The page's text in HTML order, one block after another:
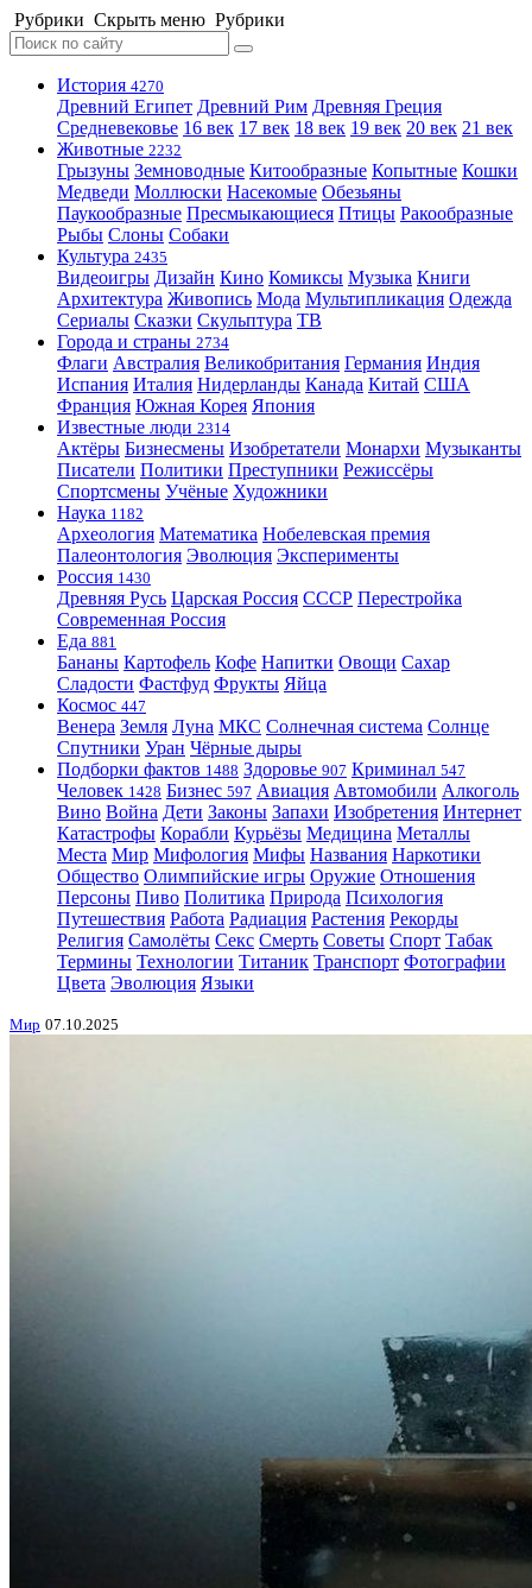
Рубрики Скрыть меню Рубрики
История 4270
Древний Египет Древний Рим Древняя Греция
Средневековье 16 век 17 век 18 век 19 век 20 век 21 век
Животные 2232
Грызуны Земноводные Китообразные Копытные Кошки
Медведи Моллюски Насекомые Обезьяны
Паукообразные Пресмыкающиеся Птицы Ракообразные
Рыбы Слоны Собаки
Культура 2435
Видеоигры Дизайн Кино Комиксы Музыка Книги
Архитектура Живопись Мода Мультипликация Одежда
Сериалы Сказки Скульптура ТВ
Города и страны 2734
Флаги Австралия Великобритания Германия Индия
Испания Италия Нидерланды Канада Китай США
Франция Южная Корея Япония
Известные люди 2314
Актёры Бизнесмены Изобретатели Монархи Музыканты
Писатели Политики Преступники Режиссёры
Спортсмены Учёные Художники
Наука 1182
Археология Математика Нобелевская премия
Палеонтология Эволюция Эксперименты
Россия 1430
Древняя Русь Царская Россия СССР Перестройка
Современная Россия
Еда 881
Бананы Картофель Кофе Напитки Овощи Сахар
Сладости Фастфуд Фрукты Яйца
Космос 447
Венера Земля Луна МКС Солнечная система Солнце
Спутники Уран Чёрные дыры
Подборки фактов 1488 Здоровье 907 Криминал 547
Человек 1428 Бизнес 597 Авиация Автомобили Алкоголь
Вино Война Дети Законы Запахи Изобретения Интернет
Катастрофы Корабли Курьёзы Медицина Металлы
Места Мир Мифология Мифы Названия Наркотики
Общество Олимпийские игры Оружие Отношения
Персоны Пиво Политика Природа Психология
Путешествия Работа Радиация Растения Рекорды
Религия Самолёты Секс Смерть Советы Спорт Табак
Термины Технологии Титаник Транспорт Фотографии
Цвета Эволюция Языки
Мир 07.10.2025